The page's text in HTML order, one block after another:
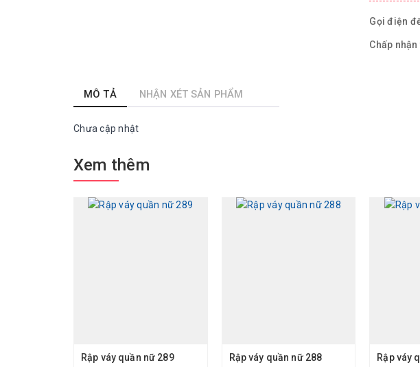
Gọi điện
Chấp
MÔ TẢ NHẬN XÉT SẢN PHẨM
Chưa cập nhật
Xem thêm
Rập váy quần nữ 289 Rập váy quần nữ 288 Rập váy